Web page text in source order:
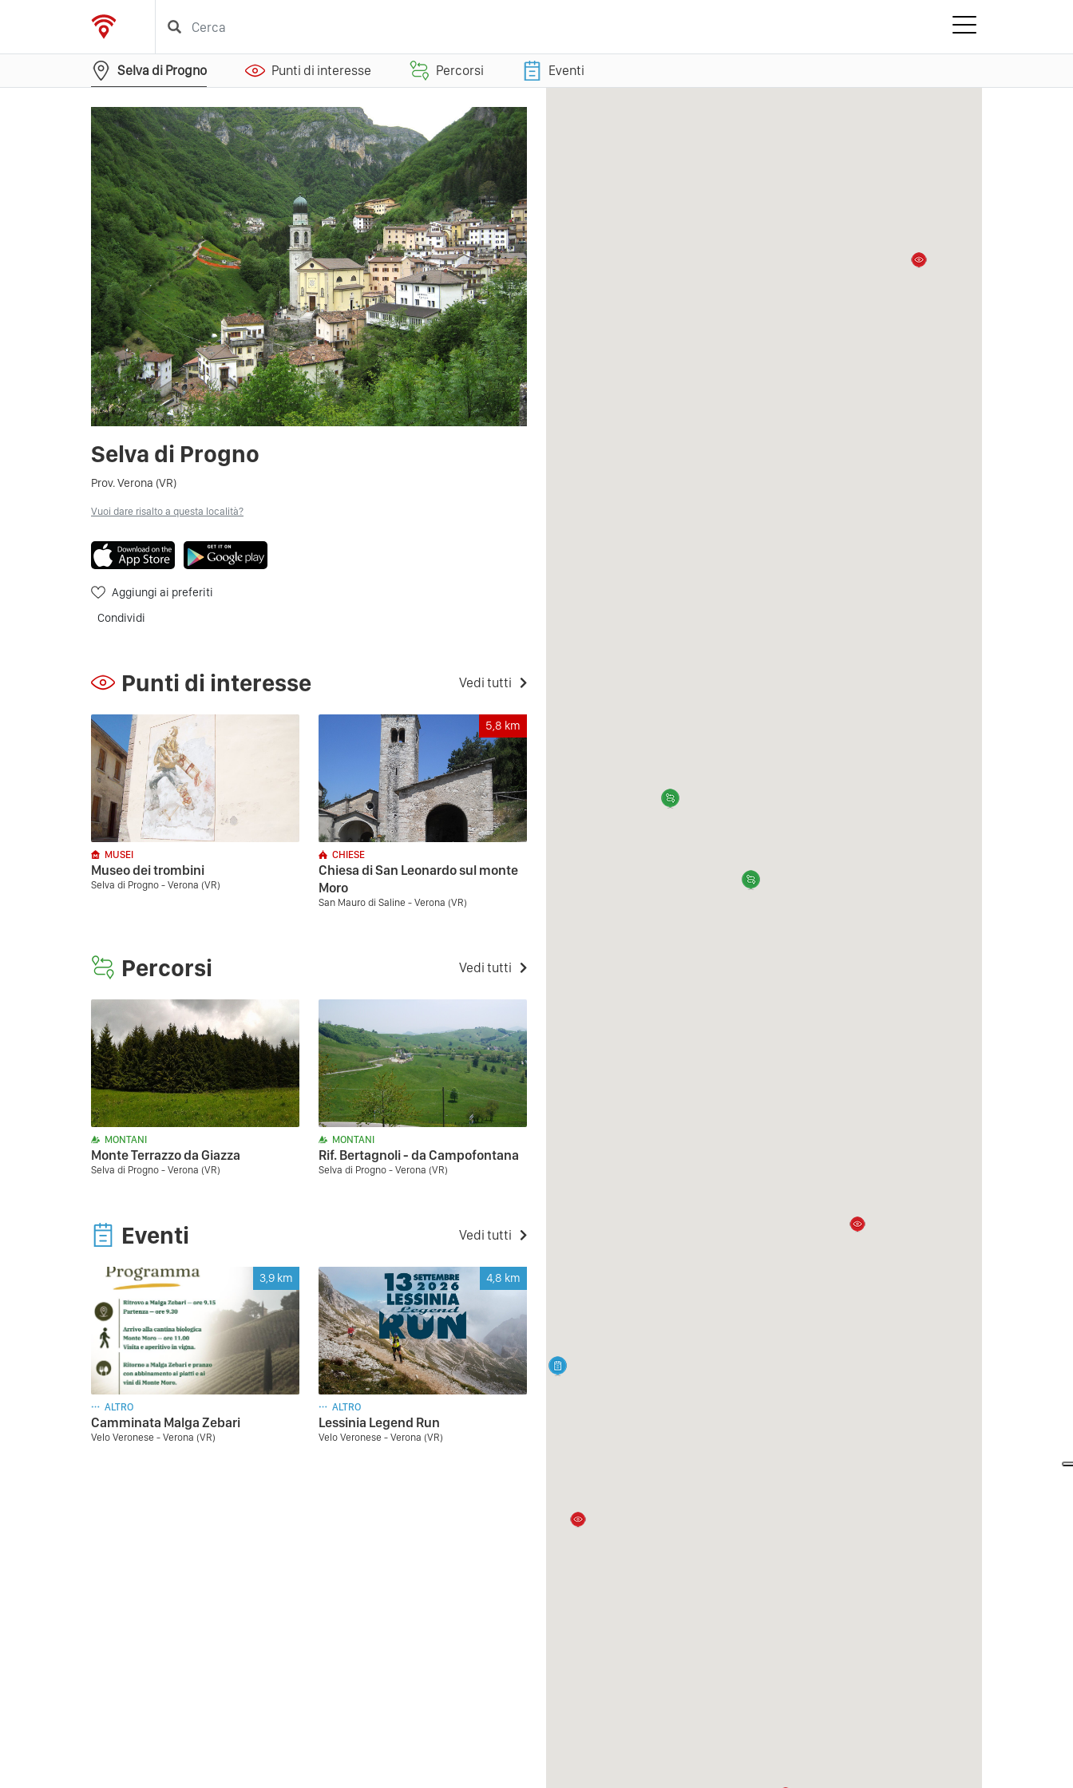
Selva di Progno Punti di interesse Percorsi Eventi
Selva di Progno
Prov. Verona (VR)
Vuoi dare risalto a questa località?
Aggiungi ai preferiti
Condividi
Punti di interesse Vedi tutti
MUSEI
Museo dei trombini
Selva di Progno - Verona (VR)
5,8 km
CHIESE
Chiesa di San Leonardo sul monte
Moro
San Mauro di Saline - Verona (VR)
Percorsi Vedi tutti
MONTANI
Monte Terrazzo da Giazza
Selva di Progno - Verona (VR)
MONTANI
Rif. Bertagnoli - da Campofontana
Selva di Progno - Verona (VR)
Eventi Vedi tutti
3,9 km
ALTRO
Camminata Malga Zebari
Velo Veronese - Verona (VR)
4,8 km
ALTRO
Lessinia Legend Run
Velo Veronese - Verona (VR)